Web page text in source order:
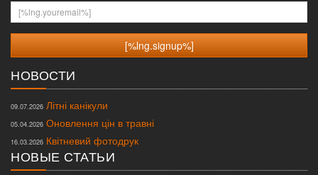
[%lng.youremail%]
НОВОСТИ
09.07.2026 Літні канікули
05.04.2026 Оновлення цін в травні
16.03.2026 Квітневий фотодрук
НОВЫЕ СТАТЬИ